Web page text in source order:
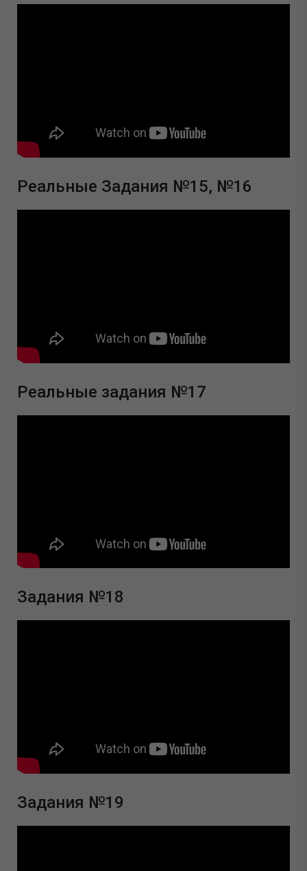
Реальные Задания №15, №16
Реальные задания №17
Задания №18
Задания №19